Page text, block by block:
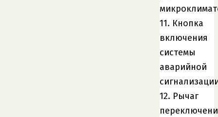
11. Кнопка
включения
системы
аварийной
12. Рычаг